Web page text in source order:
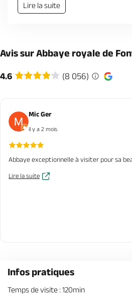
Lire la suite
Avis sur Abbaye royale de
4.6 (8 056)
Mic Ger
il y a 2 mois
Abbaye exceptionnelle à visiter pour sa
Lire la suite
Infos pratiques
Temps de visite : 120min